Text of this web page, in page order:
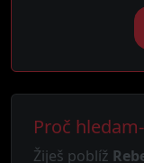
Proč
Žiješ poblíž